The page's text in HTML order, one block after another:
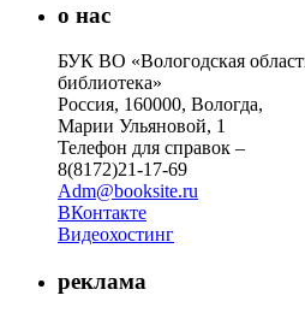
о нас
БУК ВО «Вологодская
библиотека»
Россия, 160000, Вологда,
Марии Ульяновой, 1
Телефон для справок –
8(8172)21-17-69
Adm@booksite.ru
ВКонтакте
Видеохостинг
реклама